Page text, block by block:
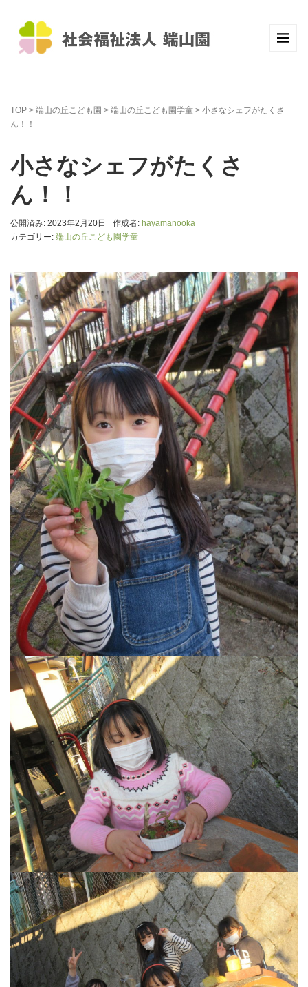
TOP > 端山の丘こども園 > 端山の丘こども園学童 > 小さなシェフがたくさ
ん！！
小さなシェフがたくさ
ん！！
公開済み: 2023年2月20日 作成者: hayamanooka
カテゴリー: 端山の丘こども園学童